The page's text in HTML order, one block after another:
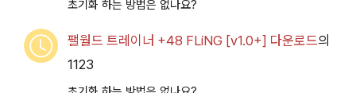
초기화 하는 방법은 없나요?
팰월드 트레이너 +48 FLiNG [v1.0+] 다운로드의
1123